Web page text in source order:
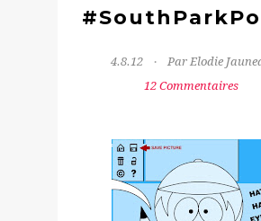
4.8.12
Par Elodie
12 Commentaires